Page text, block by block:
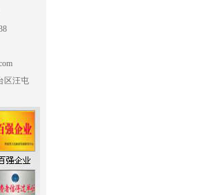
区汪屯